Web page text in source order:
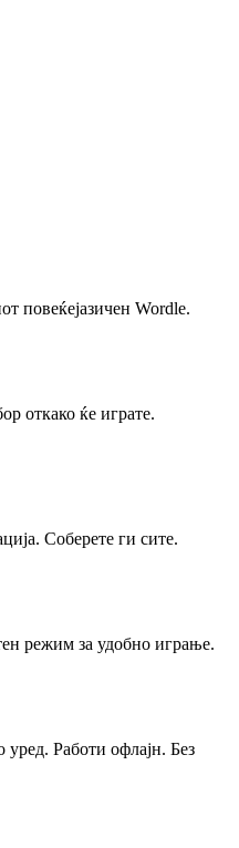
повеќејазичен Wordle.
откако ќе играте.
Соберете ги сите.
режим за удобно играње.
Работи офлајн. Без